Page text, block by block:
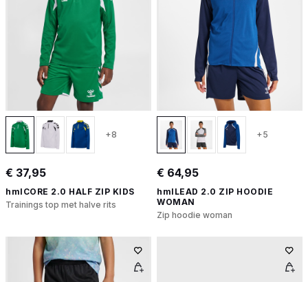
+8
€ 37,95
hmlCORE 2.0 HALF ZIP KIDS
Trainings top met halve rits
+5
€ 64,95
hmlLEAD 2.0 ZIP HOODIE
WOMAN
Zip hoodie woman